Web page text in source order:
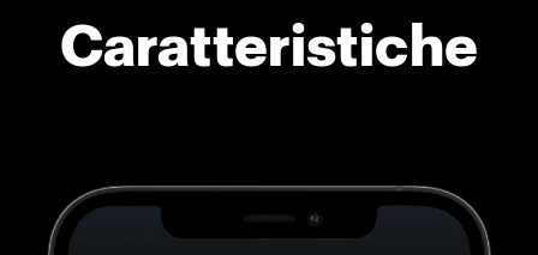
Caratteristiche